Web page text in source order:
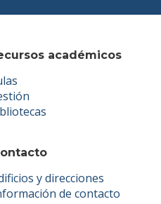
académicos
y direcciones
de contacto